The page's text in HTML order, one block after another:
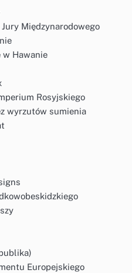
Międzynarodowego
w Hawanie
Rosyjskiego
wyrzutów sumienia
Europejskiego